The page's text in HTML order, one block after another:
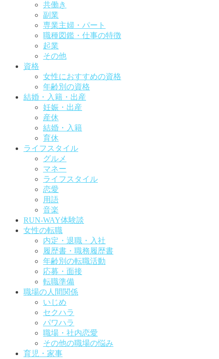
共働き
副業
専業主婦・パート
職種図鑑・仕事の特徴
起業
その他
資格
女性におすすめの資格
年齢別の資格
結婚・入籍・出産
妊娠・出産
産休
結婚・入籍
育休
ライフスタイル
グルメ
マネー
ライフスタイル
恋愛
用語
音楽
RUN-WAY体験談
女性の転職
内定・退職・入社
履歴書・職務履歴書
年齢別の転職活動
応募・面接
転職準備
職場の人間関係
いじめ
セクハラ
パワハラ
職場・社内恋愛
その他の職場の悩み
育児・家事